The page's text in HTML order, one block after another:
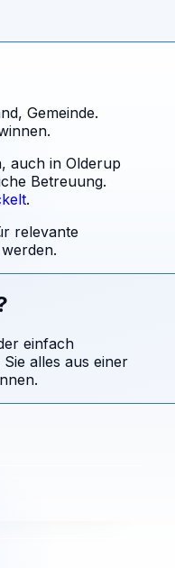
Gemeinde.
auch in Olderup
Betreuung.
.
relevante
einfach
alles aus einer